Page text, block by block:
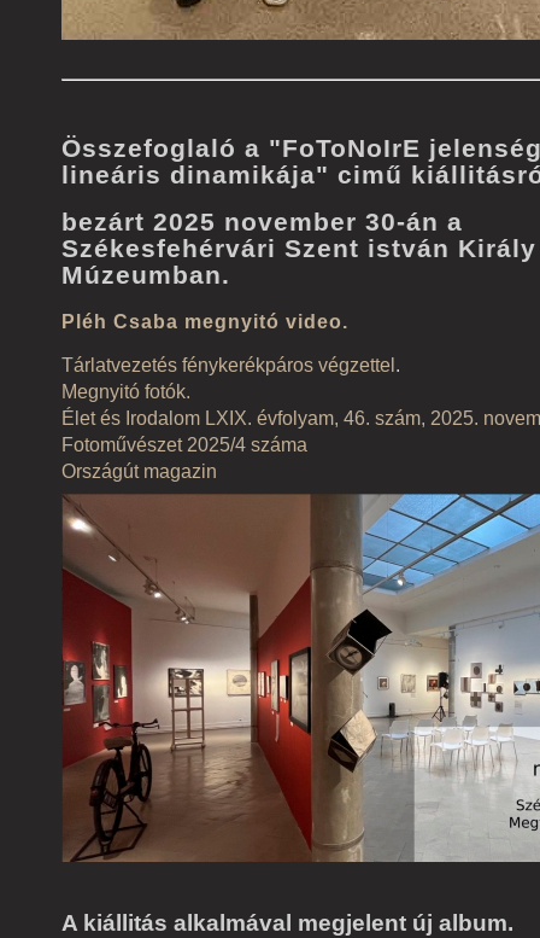
Összefoglaló a "FoToNoIrE
lineáris dinamikája" cimű
bezárt 2025 november 30-án a
Székesfehérvári Szent istván Király
Múzeumban.
Pléh Csaba megnyitó video.
Tárlatvezetés fénykerékpáros végzettel .
Megnyitó fotók.
Élet és Irodalom LXIX. évfolyam, 46. szám, 2025.
Fotoművészet 2025/4 száma
Országút magazin
A kiállitás alkalmával megjelent új album.